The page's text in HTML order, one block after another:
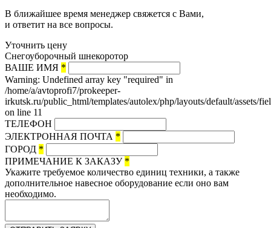
В ближайшее время менеджер свяжется с Вами,
и ответит на все вопросы.
Уточнить цену
Снегоуборочный шнекоротор
ВАШЕ ИМЯ *
Warning: Undefined array key "required" in
/home/a/avtoprofi7/prokeeper-
irkutsk.ru/public_html/templates/autolex/php/layouts/default/assets/
on line 11
ТЕЛЕФОН
ЭЛЕКТРОННАЯ ПОЧТА *
ГОРОД *
ПРИМЕЧАНИЕ К ЗАКАЗУ *
Укажите требуемое количество единиц техники, а также
дополнительное навесное оборудование если оно вам
необходимо.